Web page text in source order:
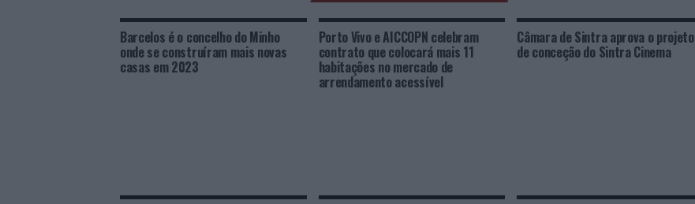
Barcelos é o concelho do Minho
onde se construíram mais novas
casas em 2023
Porto Vivo e AICCOPN celebram
contrato que colocará mais 11
habitações no mercado de
arrendamento acessível
Câmara de Sintra aprova o projeto
de conceção do Sintra Cinema